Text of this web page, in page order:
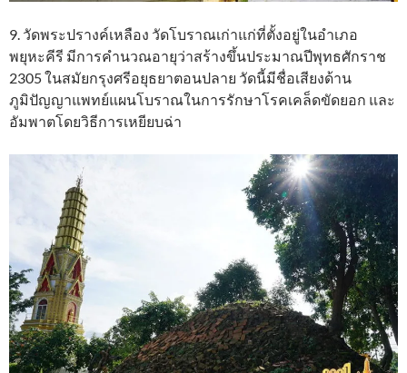
9. วัดพระปรางค์เหลือง วัดโบราณเก่าแก่ที่ตั้งอยู่ในอำเภอ
พยุหะคีรี มีการคำนวณอายุว่าสร้างขึ้นประมาณปีพุทธศักราช
2305 ในสมัยกรุงศรีอยุธยาตอนปลาย วัดนี้มีชื่อเสียงด้าน
ภูมิปัญญาแพทย์แผนโบราณในการรักษาโรคเคล็ดขัดยอก และ
อัมพาตโดยวิธีการเหยียบฉ่า